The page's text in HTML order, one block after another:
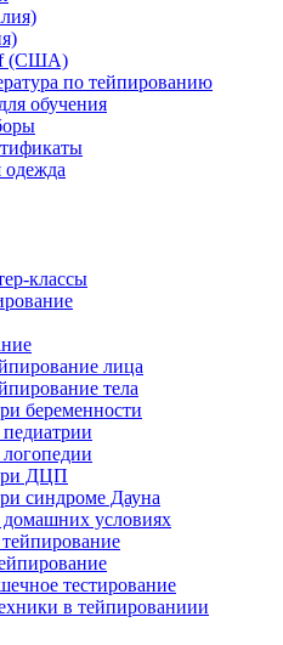
(США)
по тейпированию
обучения
одежда
классы
лица
тела
беременности
ДЦП
синдроме Дауна
условиях
тестирование
в тейпированиии